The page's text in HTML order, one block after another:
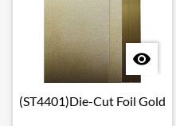

(ST4401)Die-Cut Foil Gold